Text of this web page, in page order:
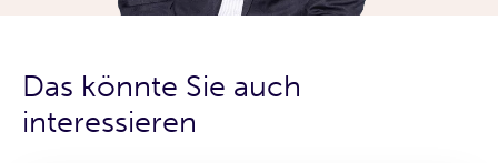
Das könnte Sie auch
interessieren